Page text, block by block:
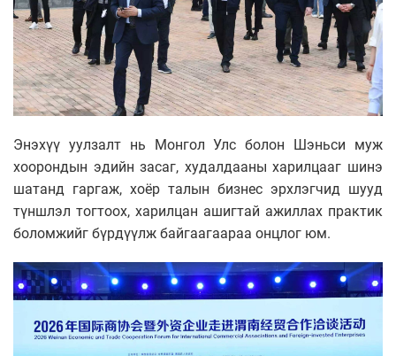
Энэхүү уулзалт нь Монгол Улс болон Шэньси муж
хоорондын эдийн засаг, худалдааны харилцааг шинэ
шатанд гаргаж, хоёр талын бизнес эрхлэгчид шууд
түншлэл тогтоох, харилцан ашигтай ажиллах практик
боломжийг бүрдүүлж байгаагаараа онцлог юм.